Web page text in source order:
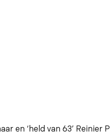
en ‘held van 63’ Reinier